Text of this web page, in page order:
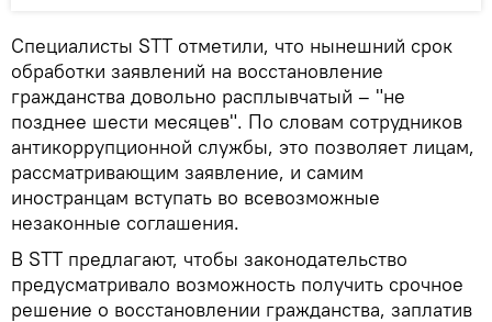
Специалисты STT отметили, что нынешний срок
обработки заявлений на восстановление
гражданства довольно расплывчатый – "не
позднее шести месяцев". По словам сотрудников
антикоррупционной службы, это позволяет лицам,
рассматривающим заявление, и самим
иностранцам вступать во всевозможные
незаконные соглашения.
В STT предлагают, чтобы законодательство
предусматривало возможность получить срочное
решение о восстановлении гражданства, заплатив